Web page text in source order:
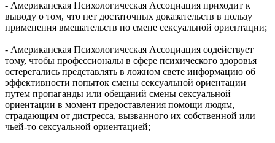
- Американская Психологическая Ассоциация приходит к
выводу о том, что нет достаточных доказательств в пользу
применения вмешательств по смене сексуальной ориентации;
- Американская Психологическая Ассоциация содействует
тому, чтобы профессионалы в сфере психического здоровья
остерегались представлять в ложном свете информацию об
эффективности попыток смены сексуальной ориентации
путем пропаганды или обещаний смены сексуальной
ориентации в момент предоставления помощи людям,
страдающим от дистресса, вызванного их собственной или
чьей-то сексуальной ориентацией;